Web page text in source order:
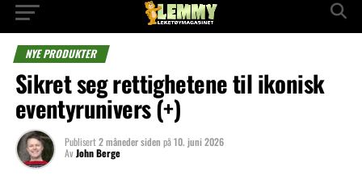
NYE PRODUKTER
Sikret seg rettighetene til ikonisk
eventyrunivers (+)
Publisert2 måneder siden på10. juni 2026
AvJohn Berge